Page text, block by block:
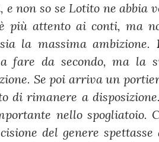
e non so se Lotito ne abbia
più attento ai conti, ma
la massima ambizione.
fare da secondo, ma la
Se poi arriva un
di rimanere a
nello spogliatoio.
del genere